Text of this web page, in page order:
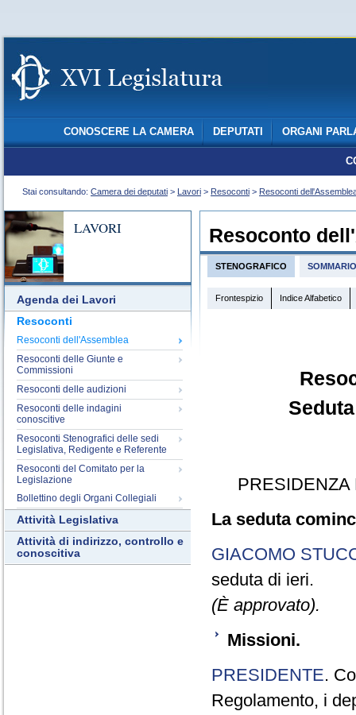
CONOSCERE LA CAMERA DEPUTATI ORGANI
Stai consultando: Camera dei deputati > Lavori > Resoconti > Resoconti
LAVORI
Agenda dei Lavori
Resoconti
Resoconti dell'Assemblea
Resoconti delle Giunte e
Commissioni
Resoconti delle audizioni
Resoconti delle indagini
conoscitive
Resoconti Stenografici delle sedi
Legislativa, Redigente e Referente
Resoconti del Comitato per la
Legislazione
Bollettino degli Organi Collegiali
Attività Legislativa
Attività di indirizzo, controllo e
conoscitiva
Resoconto
STENOGRAFICO SOMMARIO
Frontespizio Indice Alfabetico
PRESIDENZA
La seduta
GIACOMO
seduta di ieri.
(È approvato).
Missioni.
PRESIDENTE.
Regolamento, i